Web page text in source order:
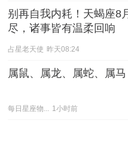
别再自我内耗！天蝎座8
尽，诸事皆有温柔回响
占星老天使 昨天08:24
属鼠、属龙、属蛇、属马
每日星座物... 1小时前